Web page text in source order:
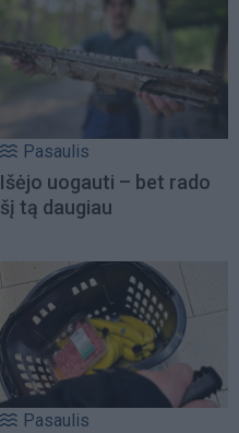
Pasaulis
Išėjo uogauti – bet rado
šį tą daugiau
Pasaulis